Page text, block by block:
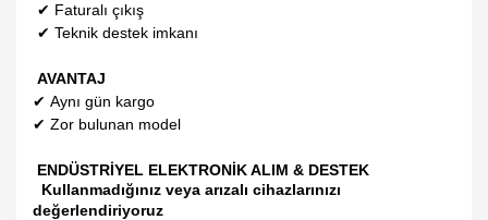
✔ Faturalı çıkış
✔ Teknik destek imkanı
AVANTAJ
✔ Aynı gün kargo
✔ Zor bulunan model
ENDÜSTRİYEL ELEKTRONİK ALIM & DESTEK
Kullanmadığınız veya arızalı cihazlarınızı
değerlendiriyoruz